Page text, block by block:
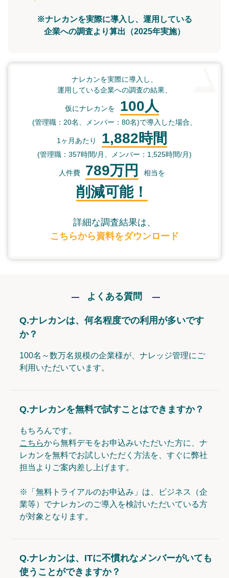
※ナレカンを実際に導入し、運用している
企業への調査より算出（2025年実施）
ナレカンを実際に導入し、
運用している企業への調査の結果、
仮にナレカンを 100人
(管理職：20名、メンバー：80名)で導入した場合、
1ヶ月あたり 1,882時間
(管理職：357時間/月、メンバー：1,525時間/月)
人件費 789万円 相当を
削減可能！
詳細な調査結果は、
こちらから資料をダウンロード
よくある質問
Q.ナレカンは、何名程度での利用が多いです
か？
100名～数万名規模の企業様が、ナレッジ管理にご
利用いただいています。
Q.ナレカンを無料で試すことはできますか？
もちろんです。
こちらから無料デモをお申込みいただいた方に、ナ
レカンを無料でお試しいただく方法を、すぐに弊社
担当よりご案内差し上げます。
※「無料トライアルのお申込み」は、ビジネス（企
業等）でナレカンのご導入を検討いただいている方
が対象となります。
Q.ナレカンは、ITに不慣れなメンバーがいても
使うことができますか？